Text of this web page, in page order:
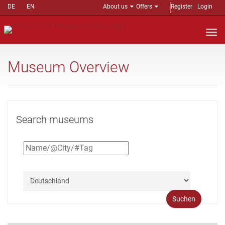
DE EN About us Offers Register Login
Museum Overview
Search museums